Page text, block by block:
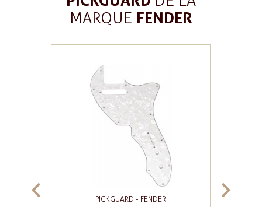
MARQUE FENDER
 PICKGUARD - FENDER 